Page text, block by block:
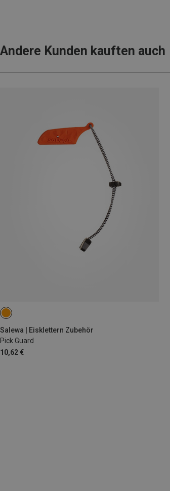
Andere Kunden kauften auch
Salewa | Eisklettern Zubehör
Pick Guard
10,62 €